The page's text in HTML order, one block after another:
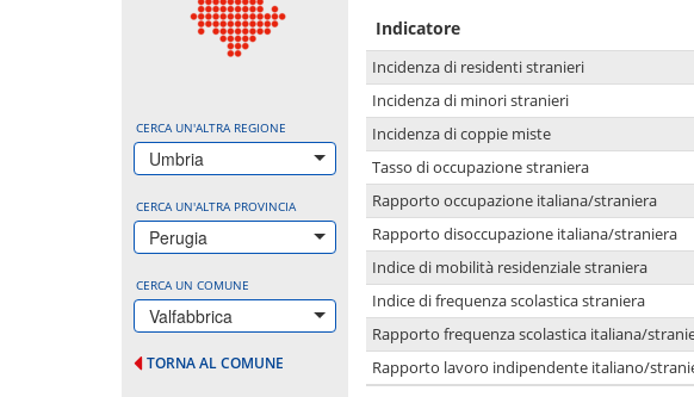
CERCA UN'ALTRA REGIONE
Umbria
CERCA UN'ALTRA PROVINCIA
Perugia
CERCA UN COMUNE
Valfabbrica
TORNA AL COMUNE
Indicatore
Incidenza di residenti stranieri
Incidenza di minori stranieri
Incidenza di coppie miste
Tasso di occupazione straniera
Rapporto occupazione italiana/straniera
Rapporto disoccupazione italiana/straniera
Indice di mobilità residenziale straniera
Indice di frequenza scolastica straniera
Rapporto frequenza scolastica italiana/
Rapporto lavoro indipendente italiano/